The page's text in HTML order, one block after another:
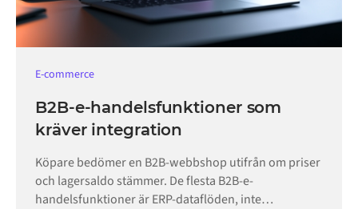
E-commerce
B2B-e-handelsfunktioner som
kräver integration
Köpare bedömer en B2B-webbshop utifrån om priser
och lagersaldo stämmer. De flesta B2B-e-
handelsfunktioner är ERP-dataflöden, inte